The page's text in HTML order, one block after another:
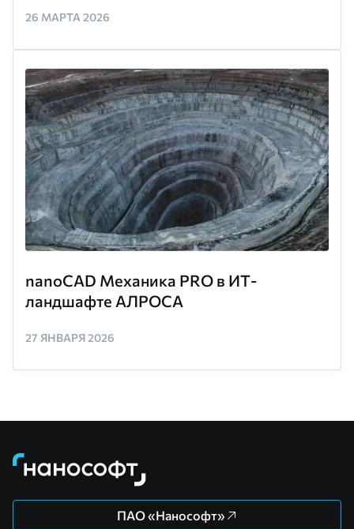
26 МАРТА 2026
nanoCAD Механика PRO в ИТ-
ландшафте АЛРОСА
27 ЯНВАРЯ 2026
ПАО «Нанософт»